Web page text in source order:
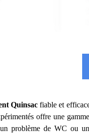
Quinsac fiable et
offre une
problème de WC ou